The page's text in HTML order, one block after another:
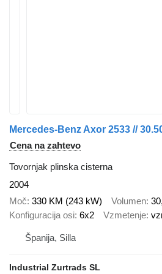
Mercedes-Benz Axor 2533 //
Cena na zahtevo
Tovornjak plinska cisterna
2004
Moč 330 KM (243 kW) Volumen
Konfiguracija osi 6x2 Vzmetenje
Španija, Silla
Industrial Zurtrads SL